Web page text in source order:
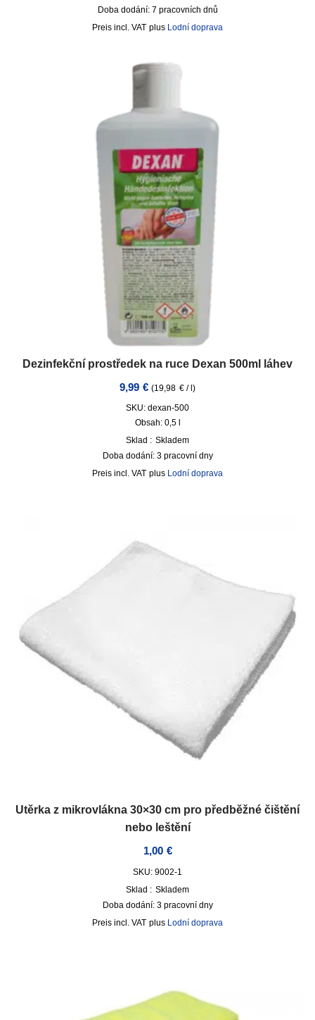
Doba dodání: 7 pracovních dnů
incl. VAT plus Lodní doprava
Dezinfekční prostředek na ruce Dexan 500ml láhev
9,99 € (19,98 € /l)
SKU: dexan-500
Obsah: 0,5
Sklad : Skladem
Doba dodání: 3 pracovní dny
incl. VAT plus Lodní doprava
Utěrka z mikrovlákna 30×30 cm pro předběžné čištění
nebo leštění
1,00 €
SKU: 9002-1
Sklad : Skladem
Doba dodání: 3 pracovní dny
incl. VAT plus Lodní doprava